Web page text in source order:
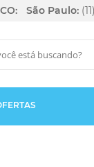
São Paulo: